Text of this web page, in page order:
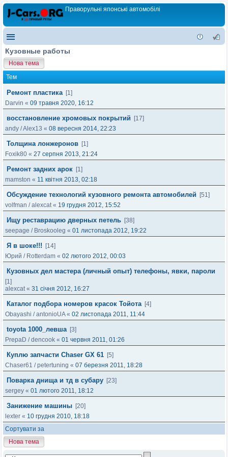
Праворульні японські автомобілі
Кузовные работы
Нова тема
Тем
Ремонт пластика [1]
Darvin « 09 травня 2020, 16:12
восстановление хромовых покрытий
[17]
andy /Alex13 « 08 вересня 2014, 22:23
Толщина лонжеронов [1]
Foxik80 « 27 серпня 2013, 21:24
Ремонт задних арок [1]
mamston « 11 квітня 2013, 02:18
Обсуждение технологий кузовного ремонта автомобилей
[51]
volfman /alexcat« 19 грудня 2012, 15:52
Ищу реставрацию дверных петель [38]
seepage / Broskooleg « 01 листопада 2012, 19:22
Я в шоке!!!
[14]
Юрий / Rotterdam « 02 лютого 2012, 00:03
Кузовных дел мастера (личный опыт) телефоны, явки, пароли
[1]
alexcat« 31 січня 2012, 16:27
Каталог подбора номеров красок Тойота [4]
Obayashi /antonioUA« 02 листопада 2011, 11:44
toyota 1000_левша [3]
PrepaD /dencook « 01 червня 2011, 01:26
Куплю запчасти Сhaser GX 61 [5]
Chaser61 /petertuning « 07 березня 2011, 18:28
Поварка днища и тд в субару [23]
sergey « 01 лютого 2011, 18:12
Занижение машины [20]
lexter « 10 грудня 2010, 18:18
Сортувати за
Нова тема